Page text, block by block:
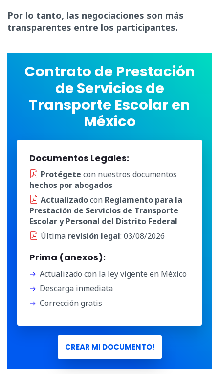
Por lo tanto, las negociaciones son más
transparentes entre los participantes.
Contrato de Prestación
de Servicios de
Transporte Escolar en
México
Documentos Legales:
Protégete con nuestros documentos
hechos por abogados
Actualizadocon Reglamento para la
Prestación de Servicios de Transporte
Escolar y Personal del Distrito Federal
Última revisión legal: 03/08/2026
Prima (anexos):
Actualizado con la ley vigente en México
Descarga inmediata
Corrección gratis
CREAR MI DOCUMENTO!